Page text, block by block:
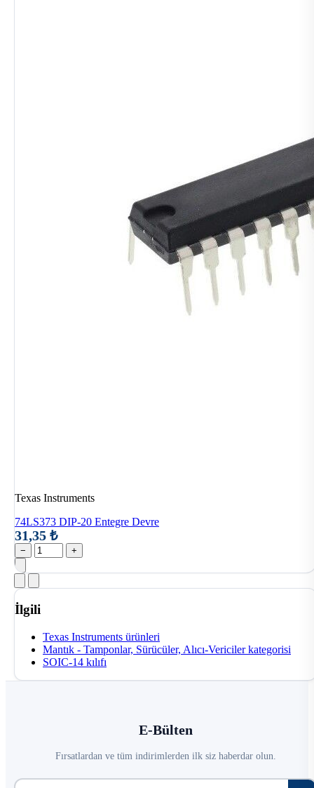
Texas Instruments
74LS373 DIP-20 Entegre Devre
31,35 ₺
− +
İlgili
Texas Instruments ürünleri
Mantık - Tamponlar, Sürücüler, Alıcı-Vericiler kategorisi
SOIC-14 kılıfı
E-Bülten
Fırsatlardan ve tüm indirimlerden ilk siz haberdar olun.